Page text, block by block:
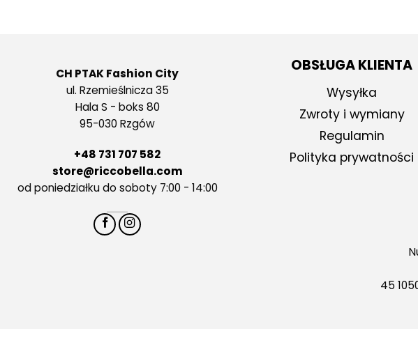
CH PTAK Fashion City
ul. Rzemieślnicza 35
Hala S - boks 80
95-030 Rzgów
+48 731 707 582
store@riccobella.com
od poniedziałku do soboty 7:00 - 14:00
OBSŁUGA KLIENTA
Wysyłka
Zwroty i wymiany
Regulamin
Polityka prywatności
45